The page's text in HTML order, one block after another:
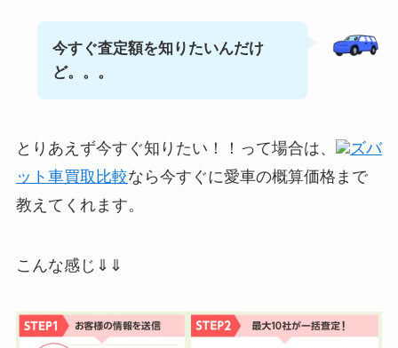
今すぐ査定額を知りたいんだけ
ど。。。
とりあえず今すぐ知りたい！！って場合は、
ズバ
ット車買取比較なら今すぐに愛車の概算価格まで
教えてくれます。
こんな感じ⇓⇓